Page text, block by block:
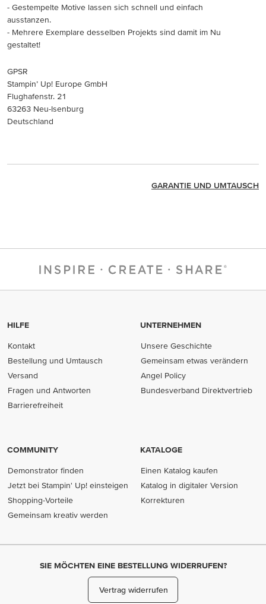
- Gestempelte Motive lassen sich schnell und einfach
ausstanzen.
- Mehrere Exemplare desselben Projekts sind damit im Nu
gestaltet!
GPSR
Stampin’ Up! Europe GmbH
Flughafenstr. 21
63263 Neu-Isenburg
Deutschland
GARANTIE UND UMTAUSCH
HILFE
Kontakt
Bestellung und Umtausch
Versand
Fragen und Antworten
Barrierefreiheit
UNTERNEHMEN
Unsere Geschichte
Gemeinsam etwas verändern
Angel Policy
Bundesverband Direktvertrieb
COMMUNITY
Demonstrator finden
Jetzt bei Stampin' Up! einsteigen
Shopping-Vorteile
Gemeinsam kreativ werden
KATALOGE
Einen Katalog kaufen
Katalog in digitaler Version
Korrekturen
SIE MÖCHTEN EINE BESTELLUNG WIDERRUFEN?
Vertrag widerrufen